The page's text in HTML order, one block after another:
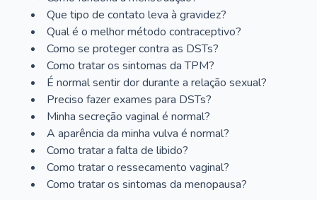
Que tipo de contato leva à gravidez?
Qual é o melhor método contraceptivo?
Como se proteger contra as DSTs?
Como tratar os sintomas da TPM?
É normal sentir dor durante a relação sexual?
Preciso fazer exames para DSTs?
Minha secreção vaginal é normal?
A aparência da minha vulva é normal?
Como tratar a falta de libido?
Como tratar o ressecamento vaginal?
Como tratar os sintomas da menopausa?